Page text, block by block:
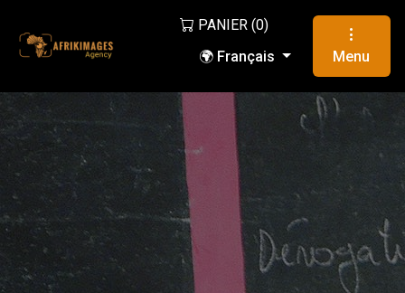
PANIER (0)
🌍 Français
Menu